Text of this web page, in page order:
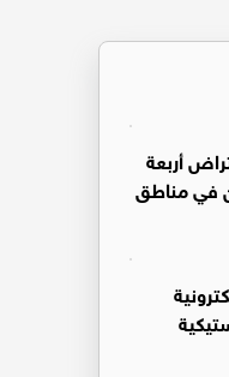
أربعة
في مناطق